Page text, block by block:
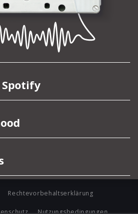
Rechtevorbehaltserklärung
Nutzungsbedingungen